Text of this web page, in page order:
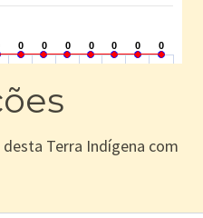
Terra Indígena com